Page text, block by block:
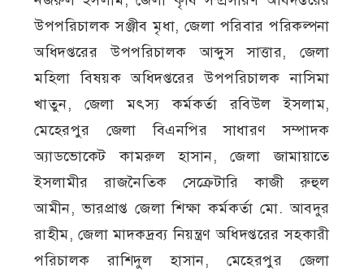
উপপরিচালক সঞ্জীব মৃধা, জেলা পরিবার পরিকল্পনা
অধিদপ্তরের উপপরিচালক আব্দুস সাত্তার, জেলা
মহিলা বিষয়ক অধিদপ্তরের উপপরিচালক নাসিমা
খাতুন, জেলা মৎস্য কর্মকর্তা রবিউল ইসলাম,
মেহেরপুর জেলা বিএনপির সাধারণ সম্পাদক
অ্যাডভোকেট কামরুল হাসান, জেলা জামায়াতে
ইসলামীর রাজনৈতিক সেক্রেটারি কাজী রুহুল
আমীন, ভারপ্রাপ্ত জেলা শিক্ষা কর্মকর্তা মো. আবদুর
রাহীম, জেলা মাদকদ্রব্য নিয়ন্ত্রণ অধিদপ্তরের সহকারী
পরিচালক রাশিদুল হাসান, মেহেরপুর জেলা